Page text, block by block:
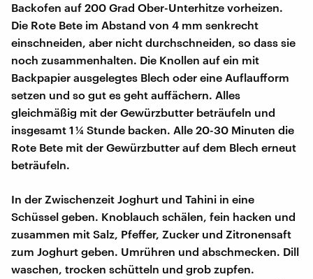
Backofen auf 200 Grad Ober-Unterhitze vorheizen.
Die Rote Bete im Abstand von 4 mm senkrecht
einschneiden, aber nicht durchschneiden, so dass sie
noch zusammenhalten. Die Knollen auf ein mit
Backpapier ausgelegtes Blech oder eine Auflaufform
setzen und so gut es geht auffächern. Alles
gleichmäßig mit der Gewürzbutter beträufeln und
insgesamt 1 ¼ Stunde backen. Alle 20-30 Minuten die
Rote Bete mit der Gewürzbutter auf dem Blech erneut
beträufeln.
In der Zwischenzeit Joghurt und Tahini in eine
Schüssel geben. Knoblauch schälen, fein hacken und
zusammen mit Salz, Pfeffer, Zucker und Zitronensaft
zum Joghurt geben. Umrühren und abschmecken. Dill
waschen, trocken schütteln und grob zupfen.